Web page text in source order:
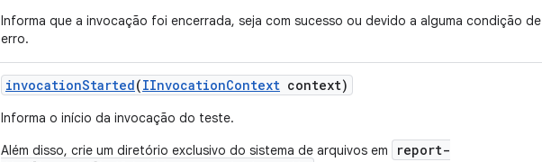
Informa que a invocação foi encerrada, seja com sucesso ou devido a alguma condição de
erro.
invocationStarted(IInvocationContext context)
Informa o início da invocação do teste.
Além disso, crie um diretório exclusivo do sistema de arquivos em
report-